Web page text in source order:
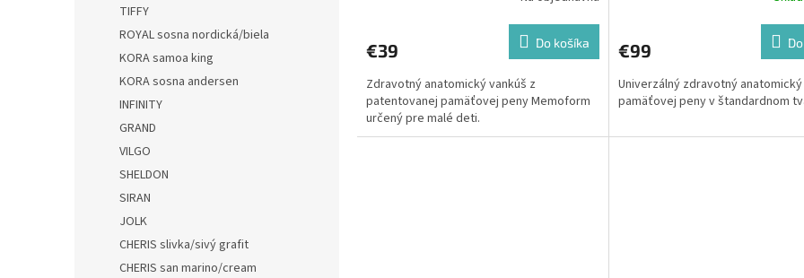
TIFFY
ROYAL sosna nordická/biela
KORA samoa king
KORA sosna andersen
INFINITY
GRAND
VILGO
SHELDON
SIRAN
JOLK
CHERIS slivka/sivý grafit
CHERIS san marino/cream
€39 Do košíka
Zdravotný anatomický vankúš z
patentovanej pamäťovej peny Memoform
určený pre malé deti.
€99
Univerzálný zdravotný
pamäťovej peny v štandardnom